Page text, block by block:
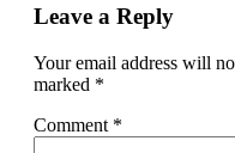
Leave a Reply
Your email address will
marked *
Comment *